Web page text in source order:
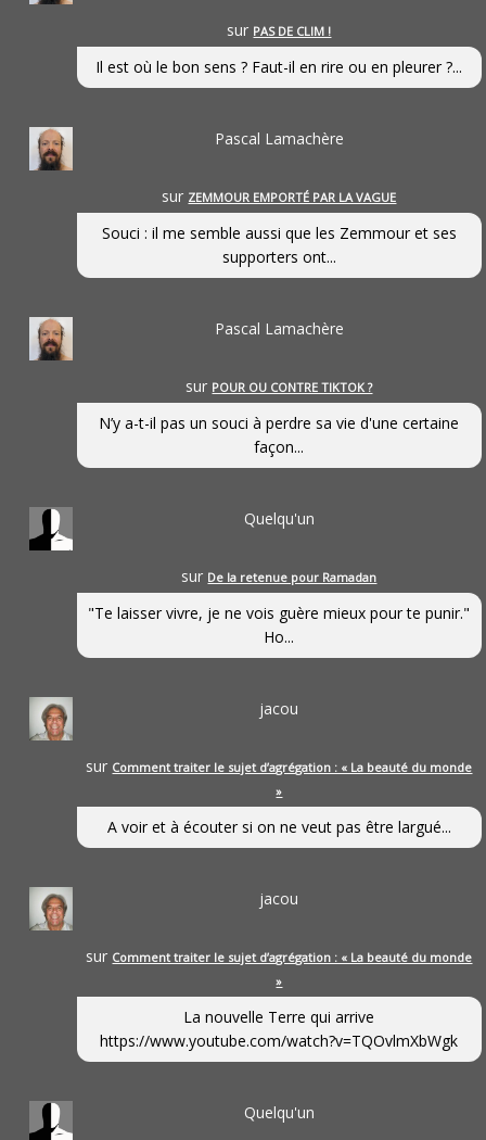
sur PAS DE CLIM !
Il est où le bon sens ? Faut-il en rire ou en pleurer ?...
Pascal Lamachère
sur ZEMMOUR EMPORTÉ PAR LA VAGUE
Souci : il me semble aussi que les Zemmour et ses
supporters ont...
Pascal Lamachère
sur POUR OU CONTRE TIKTOK ?
N’y a-t-il pas un souci à perdre sa vie d'une certaine
façon...
Quelqu'un
sur De la retenue pour Ramadan
"Te laisser vivre, je ne vois guère mieux pour te punir."
Ho...
jacou
sur Comment traiter le sujet d’agrégation : « La beauté du monde
»
A voir et à écouter si on ne veut pas être largué...
jacou
sur Comment traiter le sujet d’agrégation : « La beauté du monde
»
La nouvelle Terre qui arrive
https://www.youtube.com/watch?v=TQOvlmXbWgk
Quelqu'un